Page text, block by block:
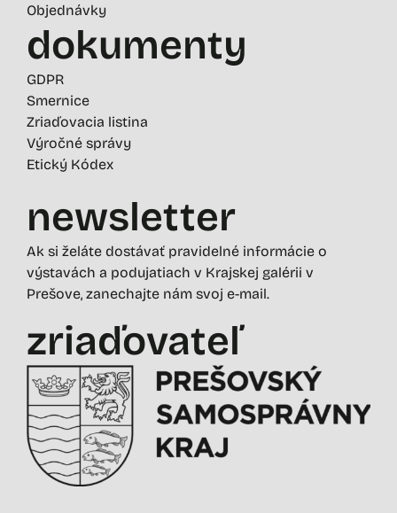
Objednávky
dokumenty
GDPR
Smernice
Zriaďovacia listina
Výročné správy
Etický Kódex
newsletter
Ak si želáte dostávať pravidelné informácie o
výstavách a podujatiach v Krajskej galérii v
Prešove, zanechajte nám svoj e-mail.
zriaďovateľ